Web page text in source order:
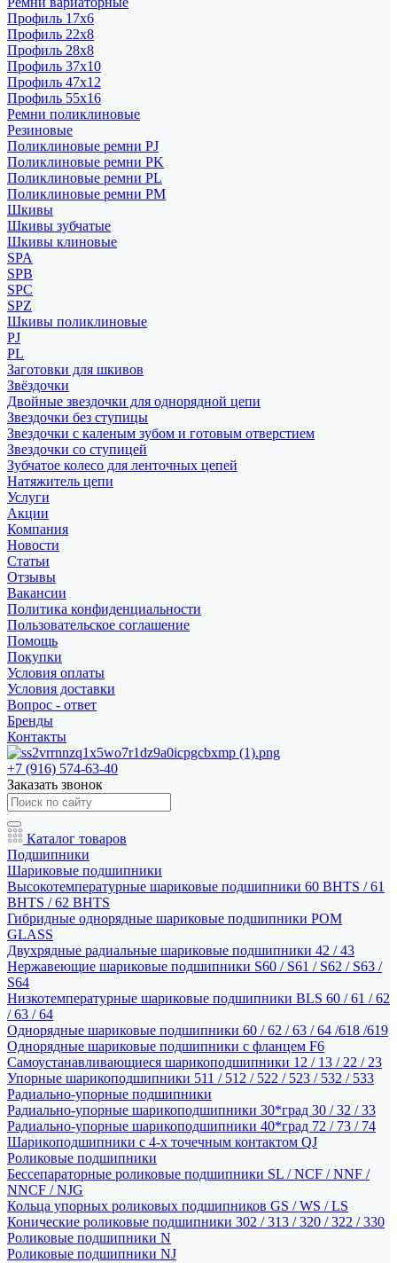
Профиль 17x6
Профиль 22x8
Профиль 28x8
Профиль 37x10
Профиль 47x12
Профиль 55x16
Ремни поликлиновые
Резиновые
Поликлиновые ремни PJ
Поликлиновые ремни PK
Поликлиновые ремни PL
Поликлиновые ремни PM
Шкивы
Шкивы зубчатые
Шкивы клиновые
SPA
SPB
SPC
SPZ
Шкивы поликлиновые
PJ
PL
Заготовки для шкивов
Звёздочки
Двойные звездочки для однорядной цепи
Звездочки без ступицы
Звездочки с каленым зубом и готовым отверстием
Звездочки со ступицей
Зубчатое колесо для ленточных цепей
Натяжитель цепи
Услуги
Акции
Компания
Новости
Статьи
Отзывы
Вакансии
Политика конфиденциальности
Пользовательское соглашение
Помощь
Покупки
Условия оплаты
Условия доставки
Вопрос - ответ
Бренды
Контакты
+7 (916) 574-63-40
Заказать звонок
Каталог товаров
Подшипники
Шариковые подшипники
Высокотемпературные шариковые подшипники 60 BHTS / 61
BHTS / 62 BHTS
Гибридные однорядные шариковые подшипники POM
GLASS
Двухрядные радиальные шариковые подшипники 42 / 43
Нержавеющие шариковые подшипники S60 / S61 / S62 / S63 /
S64
Низкотемпературные шариковые подшипники BLS 60 / 61 / 62
/ 63 / 64
Однорядные шариковые подшипники 60 / 62 / 63 / 64 /618 /619
Однорядные шариковые подшипники с фланцем F6
Самоустанавливающиеся шарикоподшипники 12 / 13 / 22 / 23
Упорные шарикоподшипники 511 / 512 / 522 / 523 / 532 / 533
Радиально-упорные подшипники
Радиально-упорные шарикоподшипники 30*град 30 / 32 / 33
Радиально-упорные шарикоподшипники 40*град 72 / 73 / 74
Шарикоподшипники с 4-х точечным контактом QJ
Роликовые подшипники
Бессепараторные роликовые подшипники SL / NCF / NNF /
NNCF / NJG
Кольца упорных роликовых подшипников GS / WS / LS
Конические роликовые подшипники 302 / 313 / 320 / 322 / 330
Роликовые подшипники N
Роликовые подшипники NJ